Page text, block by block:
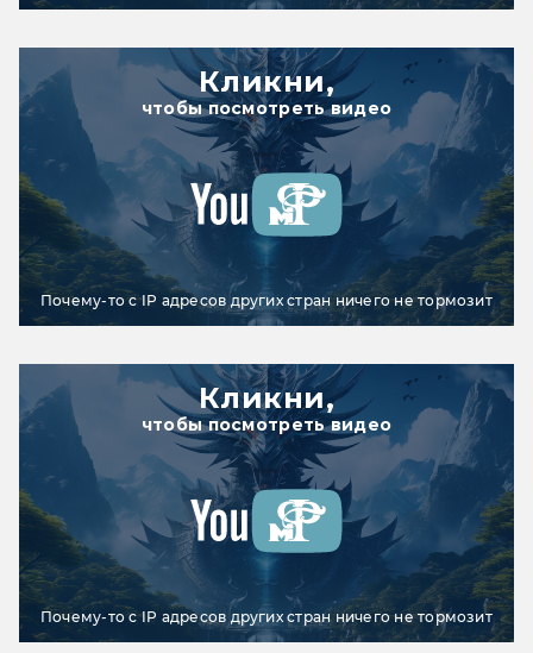
Кликни,
чтобы посмотреть видео
Почему-то с IP адресов других стран ничего не тормозит
Кликни,
чтобы посмотреть видео
Почему-то с IP адресов других стран ничего не тормозит